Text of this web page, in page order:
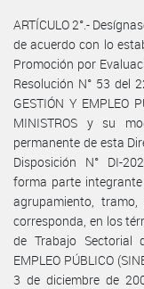
ARTÍCULO 2°.-
de acuerdo con lo
Promoción por
Resolución N° 53 del
GESTIÓN Y EMPLEO
MINISTROS y su
permanente de esta
Disposición N° DI-
forma parte
agrupamiento,
corresponda, en los
de Trabajo Sectorial
EMPLEO PÚBLICO
3 de diciembre de